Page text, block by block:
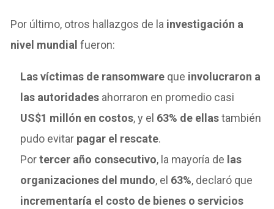
Por último, otros hallazgos de la investigación a
nivel mundial fueron:
Las víctimas de ransomware que involucraron a
las autoridades ahorraron en promedio casi
US$1 millón en costos, y el 63% de ellastambién
pudo evitar pagar el rescate.
Portercer año consecutivo, la mayoría de las
organizaciones del mundo, el 63%, declaró que
incrementaría el costo de bienes o servicios